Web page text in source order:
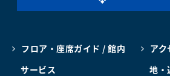
フロア・座席ガイド / 館内
サービス
ア
地・